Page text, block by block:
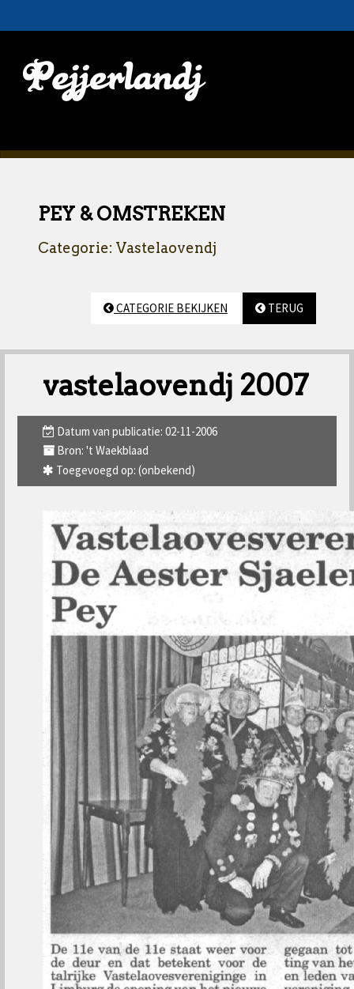
PEY & OMSTREKEN
Categorie: Vastelaovendj
CATEGORIE BEKIJKEN TERUG
vastelaovendj 2007
Datum van publicatie: 02-11-2006
Bron: 't Waekblaad
Toegevoegd op: (onbekend)